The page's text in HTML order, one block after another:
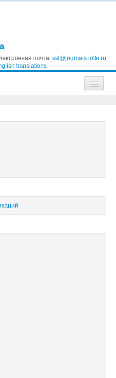
почта: sst@journals.ioffe.ru
translations
физики